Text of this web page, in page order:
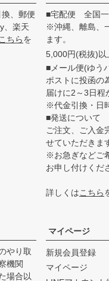
、郵便
、楽天
ちらを
■宅配便 全国一
※沖縄、離島、
ます。
5,000円(税抜)以
■メール便(ゆう
ポストに投函の
届けに2～3日程
※代金引換・日
■発送について
ご注文、ご入金
せていただきま
※お急ぎなどご
お申し付けくだ
詳しくはこちら
やり取
機関
場合以
マイページ
新規会員登録
マイページ